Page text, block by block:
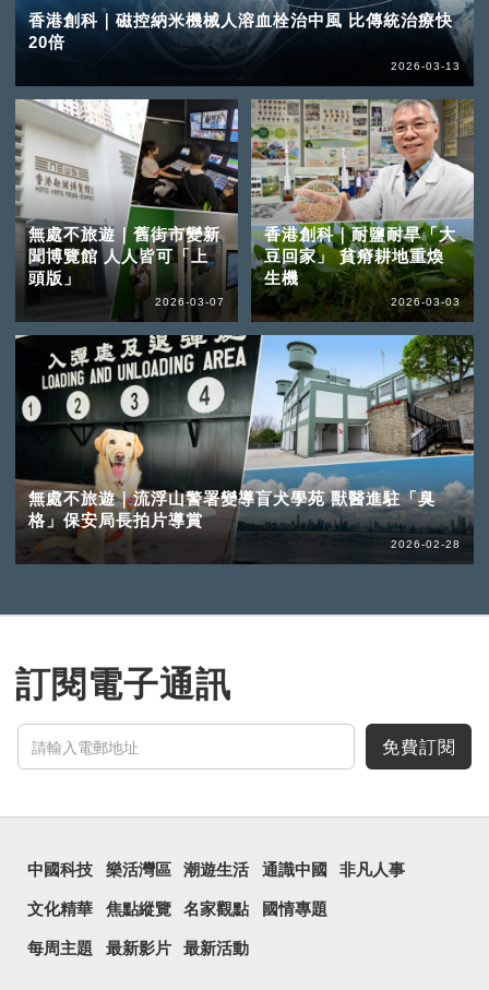
香港創科｜磁控納米機械人溶血栓治中風 比傳統治療快
20倍
2026-03-13
無處不旅遊｜舊街市變新
聞博覽館 人人皆可「上
頭版」
2026-03-07
香港創科｜耐鹽耐旱「大
豆回家」 貧瘠耕地重煥
生機
2026-03-03
無處不旅遊｜流浮山警署變導盲犬學苑 獸醫進駐「臭
格」保安局長拍片導賞
2026-02-28
訂閱電子通訊
免費訂閱
中國科技 樂活灣區 潮遊生活 通識中國 非凡人事
文化精華 焦點縱覽 名家觀點 國情專題
每周主題 最新影片 最新活動